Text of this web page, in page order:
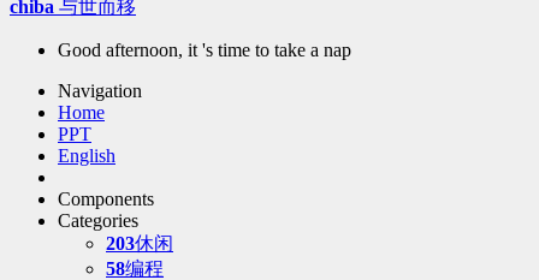
chiba 与世而移
Good afternoon, it 's time to take a nap
Navigation
Home
PPT
English
Components
Categories
203休闲
58编程